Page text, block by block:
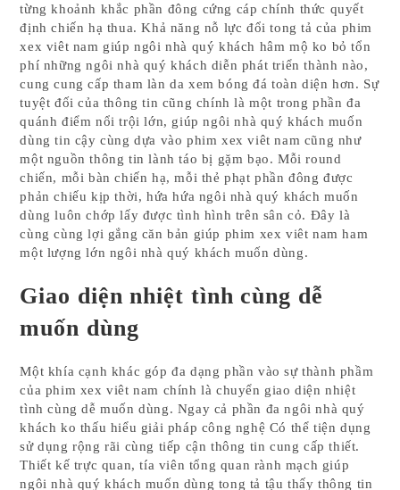
từng khoảnh khắc phần đông cứng cáp chính thức quyết
định chiến hạ thua. Khả năng nỗ lực đổi tong tả của phim
xex viêt nam giúp ngôi nhà quý khách hâm mộ ko bỏ tổn
phí những ngôi nhà quý khách diễn phát triển thành nào,
cung cung cấp tham làn da xem bóng đá toàn diện hơn. Sự
tuyệt đối của thông tin cũng chính là một trong phần đa
quánh điểm nổi trội lớn, giúp ngôi nhà quý khách muốn
dùng tin cậy cùng dựa vào phim xex viêt nam cũng như
một nguồn thông tin lành táo bị gặm bạo. Mỗi round
chiến, mỗi bàn chiến hạ, mỗi thẻ phạt phần đông được
phản chiếu kịp thời, hứa hứa ngôi nhà quý khách muốn
dùng luôn chớp lấy được tình hình trên sân cỏ. Đây là
cùng cùng lợi gắng căn bản giúp phim xex viêt nam ham
một lượng lớn ngôi nhà quý khách muốn dùng.
Giao diện nhiệt tình cùng dễ
muốn dùng
Một khía cạnh khác góp đa dạng phần vào sự thành phầm
của phim xex viêt nam chính là chuyển giao diện nhiệt
tình cùng dễ muốn dùng. Ngay cả phần đa ngôi nhà quý
khách ko thấu hiểu giải pháp công nghệ Có thể tiện dụng
sử dụng rộng rãi cùng tiếp cận thông tin cung cấp thiết.
Thiết kế trực quan, tía viên tổng quan rành mạch giúp
ngôi nhà quý khách muốn dùng tong tả tậu thấy thông tin